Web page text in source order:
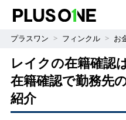
プラスワン フィンクル お
レイクの在籍確認
在籍確認で勤務先
紹介